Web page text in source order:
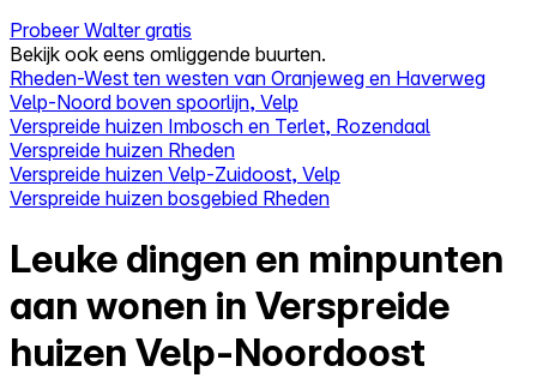
Probeer Walter gratis
Bekijk ook eens omliggende buurten.
Rheden-West ten westen van Oranjeweg en Haverweg
Velp-Noord boven spoorlijn, Velp
Verspreide huizen Imbosch en Terlet, Rozendaal
Verspreide huizen Rheden
Verspreide huizen Velp-Zuidoost, Velp
Verspreide huizen bosgebied Rheden
Leuke dingen en minpunten
aan wonen in Verspreide
huizen Velp-Noordoost